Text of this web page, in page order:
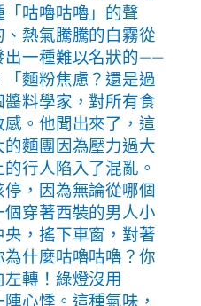
咕嚕咕嚕」的聲
熱氣騰騰的白霧從
出一種難以名狀的——
麵粉焦慮？還是過
料學家，對所有食
。他聞出來了，這
麵團因為壓力過大
行人陷入了混亂。
，因為無論從哪個
穿著西裝的男人小
，搖下車窗，對著
什麼咕嚕咕嚕？你
轉！綠燈沒用
心悸。這種氣味，